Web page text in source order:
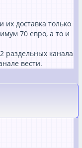
тоже "UV-
их доставка только
70 евро, а то и
раздельных канала
вести.